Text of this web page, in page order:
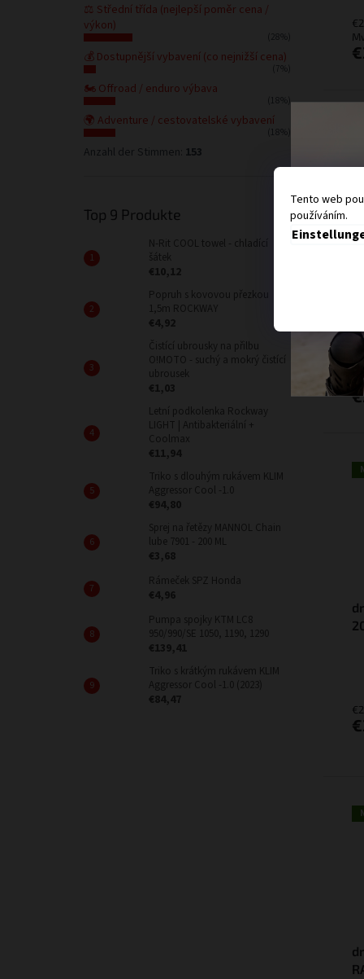
Tento web
používáním.
⚖️ Střední třída (nejlepší poměr cena /
výkon)
(28%)
💰 Dostupnější vybavení (co nejnižší cena)
(7%)
🏍️ Offroad / enduro výbava
(18%)
🌍 Adventure / cestovatelské vybavení
(18%)
Anzahl der Stimmen: 153
Top 9 Produkte
N-Rit COOL towel - chladící
šátek
€10,12
Popruh s kovovou přezkou
1,5m ROCKWAY
€4,92
Čistící ubrousky na přilbu
O!MOTO - suchý a mokrý čistící
ubrousek
€1,03
Letní podkolenka Rockway
LIGHT | Antibakteriální +
Coolmax
€11,94
Triko s dlouhým rukávem KLIM
Aggressor Cool -1.0
€94,80
Sprej na řetězy MANNOL Chain
lube 7901 - 200 ML
€3,68
Rámeček SPZ Honda
€4,96
Pumpa spojky KTM LC8
950/990/SE 1050, 1190, 1290
€139,41
Triko s krátkým rukávem KLIM
Aggressor Cool -1.0 (2023)
€84,47